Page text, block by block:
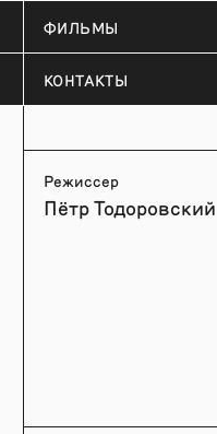
ФИЛЬМЫ
КОНТАКТЫ
Режиссер
Пётр Тодоровский